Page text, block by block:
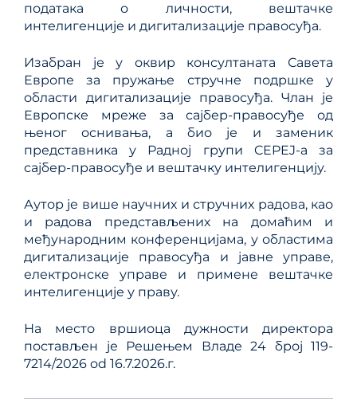
података о личности, вештачке
интелигенције и дигитализације правосуђа.
Изабран је у оквир консултаната Савета
Европе за пружање стручне подршке у
области дигитализације правосуђа. Члан је
Европске мреже за сајбер-правосуђе од
њеног оснивања, а био је и заменик
представника у Радној групи CEPEJ-а за
сајбер-правосуђе и вештачку интелигенцију.
Аутор је више научних и стручних радова, као
и радова представљених на домаћим и
међународним конференцијама, у областима
дигитализације правосуђа и јавне управе,
електронске управе и примене вештачке
интелигенције у праву.
На место вршиоца дужности директора
постављен је Решењем Владе 24 број 119-
7214/2026 od 16.7.2026.г.